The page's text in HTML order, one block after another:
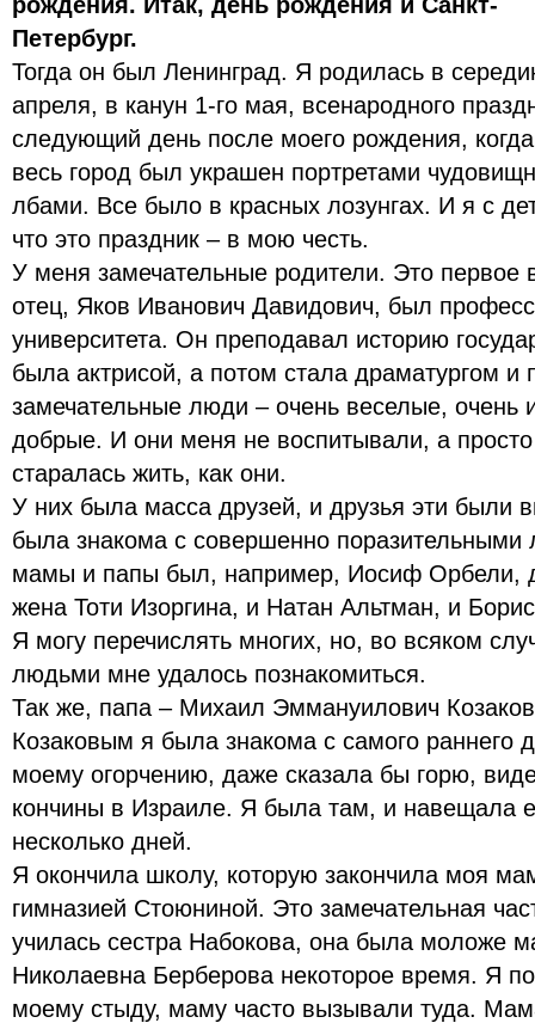
Петербург.
Тогда он был Ленинград. Я родилась в
апреля, в канун 1-го мая, всенародного
следующий день после моего рождения,
весь город был украшен портретами
лбами. Все было в красных лозунгах. И я с
что это праздник – в мою честь.
У меня замечательные родители. Это
отец, Яков Иванович Давидович, был
университета. Он преподавал историю
была актрисой, а потом стала драматургом
замечательные люди – очень веселые, очень
добрые. И они меня не воспитывали, а
старалась жить, как они.
У них была масса друзей, и друзья эти были
была знакома с совершенно
мамы и папы был, например, Иосиф Орбели,
жена Тоти Изоргина, и Натан Альтман, и
Я могу перечислять многих, но, во всяком
людьми мне удалось познакомиться.
Так же, папа – Михаил Эммануилович
Козаковым я была знакома с самого раннего
моему огорчению, даже сказала бы горю,
кончины в Израиле. Я была там, и навещала
несколько дней.
Я окончила школу, которую закончила моя
гимназией Стоюниной. Это замечательная
училась сестра Набокова, она была моложе
Николаевна Берберова некоторое время. Я
моему стыду, маму часто вызывали туда.